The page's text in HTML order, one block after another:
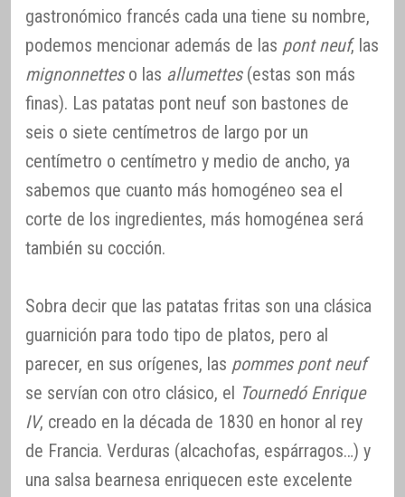
gastronómico francés cada una tiene su nombre,
podemos mencionar además de las pont neuf, las
mignonnetteso las allumettes(estas son más
finas). Las patatas pont neuf son bastones de
seis o siete centímetros de largo por un
centímetro o centímetro y medio de ancho, ya
sabemos que cuanto más homogéneo sea el
corte de los ingredientes, más homogénea será
también su cocción.
Sobra decir que las patatas fritas son una clásica
guarnición para todo tipo de platos, pero al
parecer, en sus orígenes, las pommes pont neuf
se servían con otro clásico, el Tournedó Enrique
IV, creado en la década de 1830 en honor al rey
de Francia. Verduras (alcachofas, espárragos…) y
una salsa bearnesa enriquecen este excelente